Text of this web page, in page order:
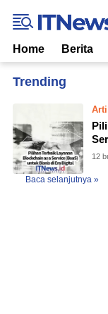
Home Berita
12
Baca selanjutnya »